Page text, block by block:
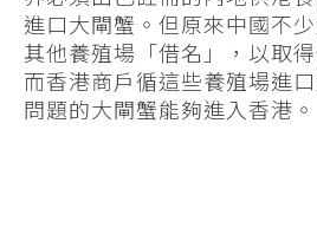
進口大閘蟹。但原來中國不
其他養殖場「借名」，以取
而香港商戶循這些養殖場進
問題的大閘蟹能夠進入香港。